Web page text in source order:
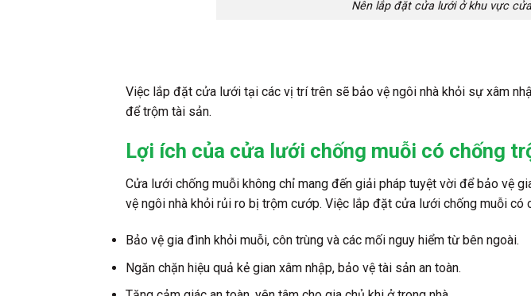
Nên lắp đặt cửa lưới ở khu vực
Việc lắp đặt cửa lưới tại các vị trí trên sẽ bảo vệ ngôi nhà khỏi sự xâm
để trộm tài sản.
Lợi ích của cửa lưới chống muỗi có chống
Cửa lưới chống muỗi không chỉ mang đến giải pháp tuyệt vời để bảo vệ
vệ ngôi nhà khỏi rủi ro bị trộm cướp. Việc lắp đặt cửa lưới chống muỗi có
Bảo vệ gia đình khỏi muỗi, côn trùng và các mối nguy hiểm từ bên ngoài.
Ngăn chặn hiệu quả kẻ gian xâm nhập, bảo vệ tài sản an toàn.